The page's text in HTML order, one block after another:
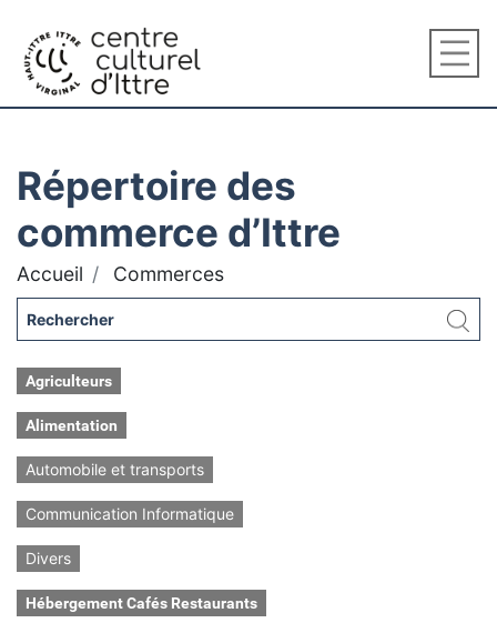
Répertoire des
commerce d’Ittre
Accueil Commerces
Agriculteurs
Alimentation
Automobile et transports
Communication Informatique
Divers
Hébergement Cafés Restaurants